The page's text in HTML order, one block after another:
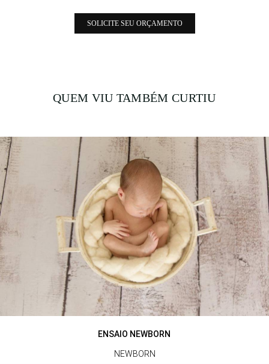
SOLICITE SEU ORÇAMENTO
QUEM VIU TAMBÉM CURTIU
ENSAIO NEWBORN
NEWBORN